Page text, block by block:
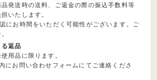
発送時の送料、ご返金の際の振込手数料等
いたします。
にお時間をいただく可能性がございます。ご
返品
用品に限ります。
にお問い合わせフォームにてご連絡くださ